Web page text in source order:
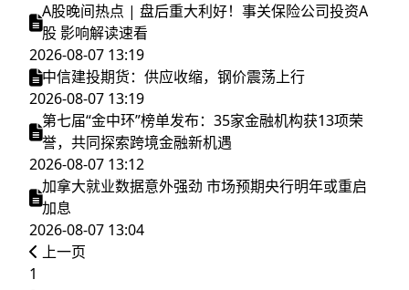
A股晚间热点 | 盘后重大利好！事关保险公司投资A
股 影响解读速看
2026-08-07 13:19
中信建投期货：供应收缩，钢价震荡上行
2026-08-07 13:19
第七届“金中环”榜单发布：35家金融机构获13项荣
誉，共同探索跨境金融新机遇
2026-08-07 13:12
加拿大就业数据意外强劲 市场预期央行明年或重启
加息
2026-08-07 13:04
上一页
1